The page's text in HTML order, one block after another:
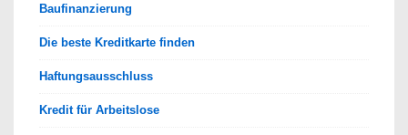
Baufinanzierung
Die beste Kreditkarte finden
Haftungsausschluss
Kredit für Arbeitslose